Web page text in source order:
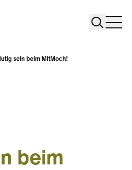
Search
sein beim MitMoch!
beim